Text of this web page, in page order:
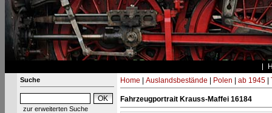
Suche
zur erweiterten Suche
Home Auslandsbestände Polen ab 1945|
Fahrzeugportrait Krauss-Maffei 16184